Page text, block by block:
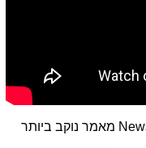
ב-News1 מאמר נוקב ביותר